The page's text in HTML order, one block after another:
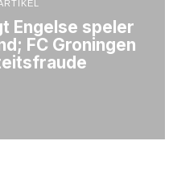
Engelse speler
FC Groningen